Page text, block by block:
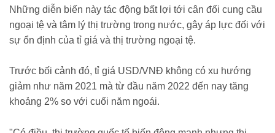
Những diễn biến này tác động bất lợi tới cân đối cung cầu
ngoại tệ và tâm lý thị trường trong nước, gây áp lực đối với
sự ổn định của tỉ giá và thị trường ngoại tệ.
Trước bối cảnh đó, tỉ giá USD/VNĐ không có xu hướng
giảm như năm 2021 mà từ đầu năm 2022 đến nay tăng
khoảng 2% so với cuối năm ngoái.